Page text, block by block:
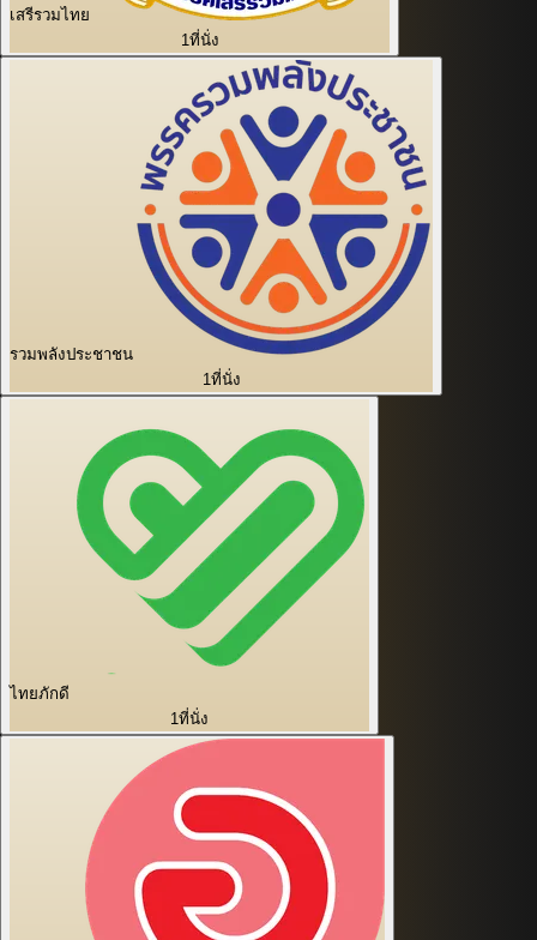
เสรีรวมไทย
1ที่นั่ง
รวมพลังประชาชน
1ที่นั่ง
ไทยภักดี
1ที่นั่ง